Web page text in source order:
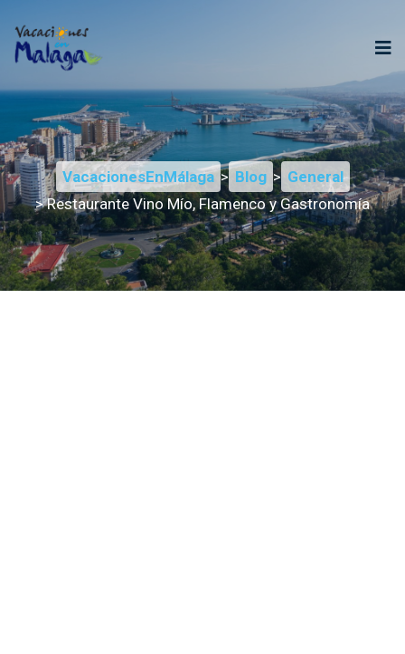
VacacionesEnMálaga > Blog > General
> Restaurante Vino Mío, Flamenco y Gastronomía